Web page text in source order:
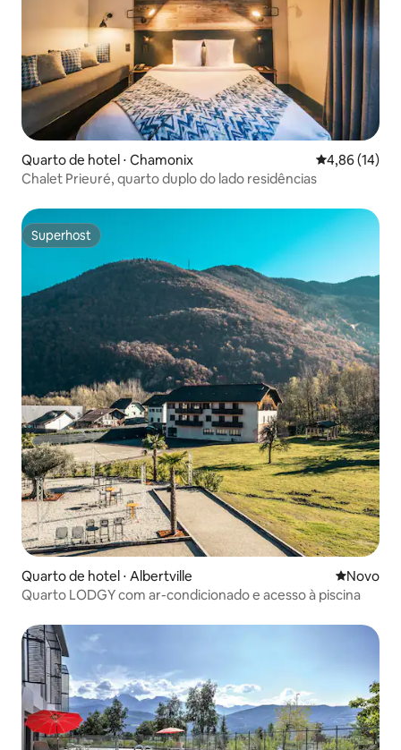
Quarto de hotel ⋅ Chamonix 4,86 de uma
4,86 (14)
Chalet Prieuré, quarto duplo do lado residências
Superhost
Superhost
Quarto de hotel ⋅ Albertville Novo
Novo
Quarto LODGY com ar-condicionado e acesso à piscina